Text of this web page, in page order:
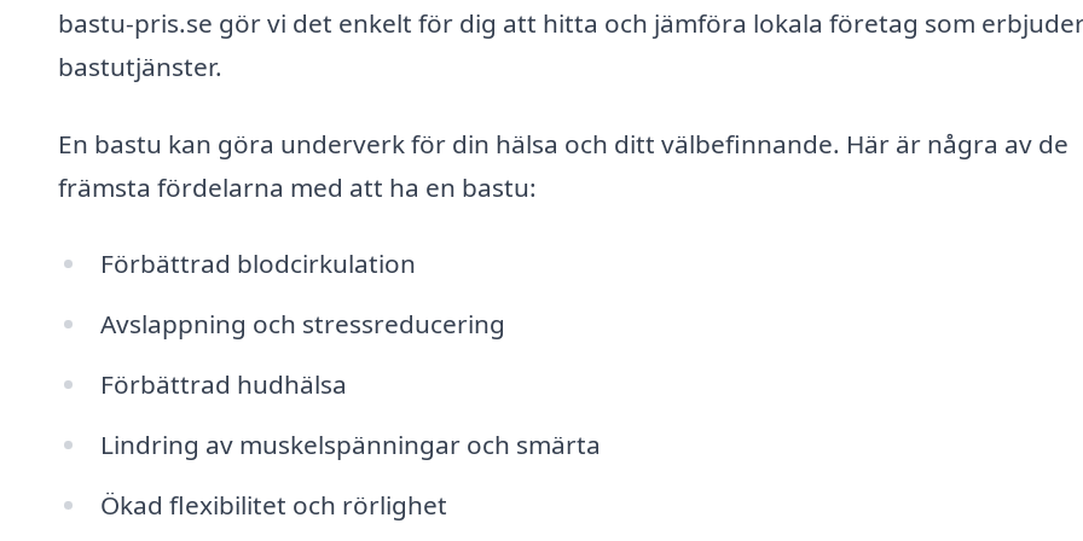
bastu-pris.se gör vi det enkelt för dig att hitta och jämföra lokala företag som
bastutjänster.
En bastu kan göra underverk för din hälsa och ditt välbefinnande. Här är några av de
främsta fördelarna med att ha en bastu:
Förbättrad blodcirkulation
Avslappning och stressreducering
Förbättrad hudhälsa
Lindring av muskelspänningar och smärta
Ökad flexibilitet och rörlighet